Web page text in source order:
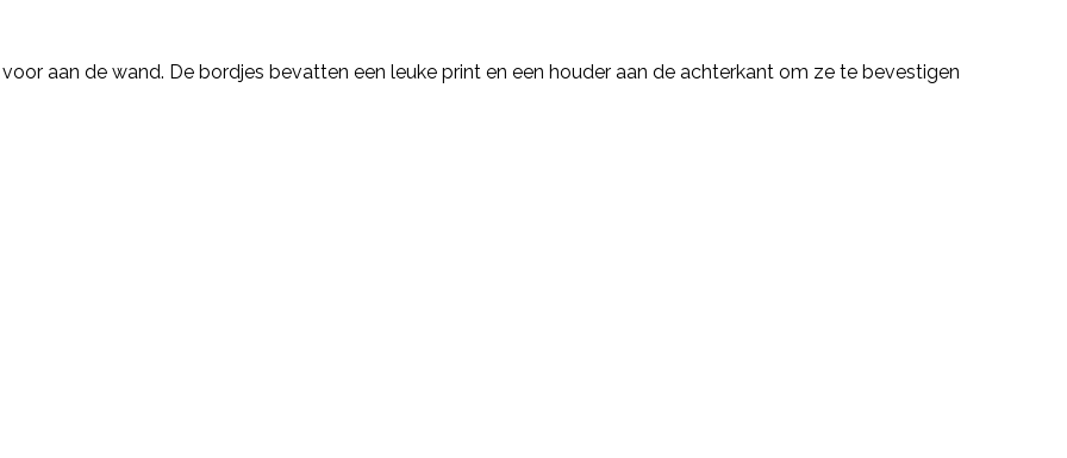
aan de wand. De bordjes bevatten een leuke print en een houder aan de achterkant om ze te bevestigen